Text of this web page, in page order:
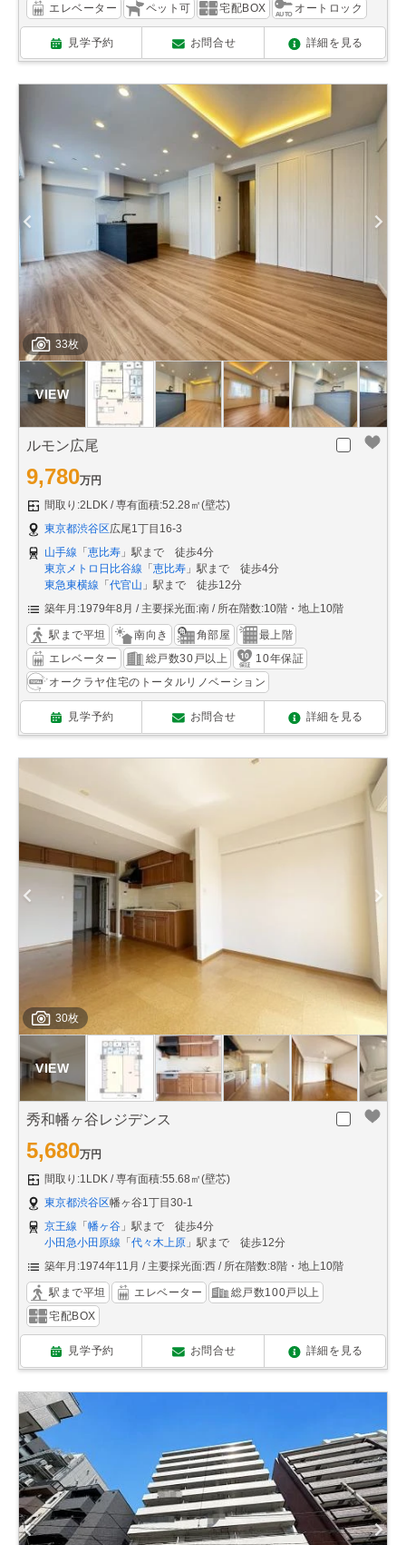
エレベーター ペット可 宅配BOX オートロック
見学予約 お問合せ 詳細を見る
33枚
ルモン広尾
9,780万円
間取り:2LDK
専有面積:52.28㎡(壁芯)
東京都渋谷区広尾1丁目16-3
山手線 「 恵比寿 」駅まで 徒歩4分
東京メトロ日比谷線 「 恵比寿 」駅まで 徒歩4分
東急東横線 「 代官山 」駅まで 徒歩12分
築年月:1979年8月
主要採光面:南 所在階数:10階・地上10階
駅まで平坦 南向き 角部屋
最上階
エレベーター
総戸数30戸以上
10年保証
オークラヤ住宅のトータルリノベーション
見学予約 お問合せ 詳細を見る
30枚
秀和幡ヶ谷レジデンス
5,680万円
間取り:1LDK
専有面積:55.68㎡(壁芯)
東京都渋谷区幡ヶ谷1丁目30-1
京王線 「 幡ヶ谷 」駅まで 徒歩4分
小田急小田原線 「 代々木上原 」駅まで 徒歩12分
築年月:1974年11月
主要採光面:西 所在階数:8階・地上10階
駅まで平坦 エレベーター
総戸数100戸以上
宅配BOX
見学予約 お問合せ 詳細を見る